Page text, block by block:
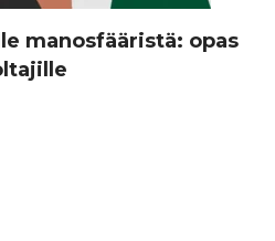
manosfääristä: opas